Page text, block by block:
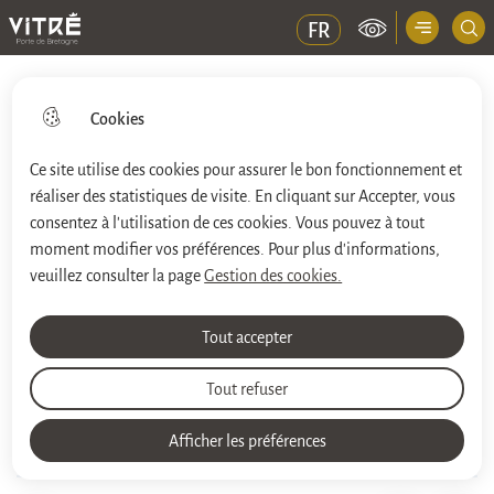
Cookies
Ce site utilise des cookies pour assurer le bon fonctionnement et
réaliser des statistiques de visite. En cliquant sur Accepter, vous
consentez à l'utilisation de ces cookies. Vous pouvez à tout
moment modifier vos préférences. Pour plus d'informations,
veuillez consulter la pageGestion des cookies.
Afficher les préférences
Tout accepter
Tout refuser
Aller
au
menu
Aller à la
recherche
Aller au
contenu
principal
Consulter le
plan du site
Ville de Vitré FR Menu principal
Atelier parents-enfants autour du
spectacle "Les Quiquoi et le chien
moche dont personne ne veut"
Les événements du CCJD